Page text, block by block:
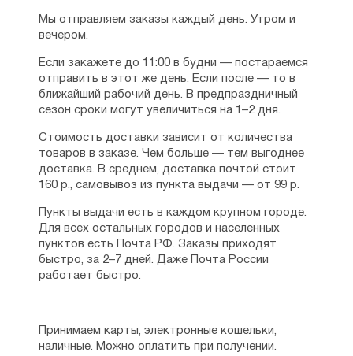
Литературные труды старца Никодима
разнообразны. Им написаны предисловие к
"Добротолюбию" и краткие жития
подвижников. Из аскетических
наставлений подвижника особенно
известна книга "Невидимая брань",
богословом-аскетом епископом
Феофаном Затворником (М., 1886; изд. 5.
М., 1912). Замечателен труд подвижника
"Учение об исповеди" (Венеция, 1804, 1818),
"Словом о покаянии". Интересна книга
преподобного "Благонравие христиан",
изданная в Венеции в 1803 году. Велики
заслуги святого и в области издания
Богослужебных книг. В 1796 году он
Богородице под названием "Венец
Приснодевы" (Венеция, 1796, 1846).
Мы отправляем заказы каждый день. Утром и
вечером.
Если закажете до 11:00 в будни — постараемся
отправить в этот же день. Если после — то в
ближайший рабочий день. В предпраздничный
сезон сроки могут увеличиться на 1–2 дня.
Стоимость доставки зависит от количества
товаров в заказе. Чем больше — тем выгоднее
доставка. В среднем, доставка почтой стоит
160 р., самовывоз из пункта выдачи — от 99 р.
Пункты выдачи есть в каждом крупном городе.
Для всех остальных городов и населенных
пунктов есть Почта РФ. Заказы приходят
быстро, за 2–7 дней. Даже Почта России
работает быстро.
Принимаем карты, электронные кошельки,
наличные. Можно оплатить при получении.